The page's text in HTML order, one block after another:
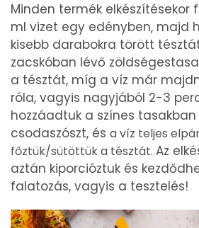
Minden termék elkészítésekor
ml vizet egy edényben, majd
kisebb darabokra törött
zacskóban lévő
a tésztát, míg a víz már
róla, vagyis nagyjából 2-3
hozzáadtuk a színes
csodaszószt, és a víz teljes
főztük/sütöttük a tésztát. Az
aztán kiporcióztuk és
falatozás, vagyis a tesztelés!